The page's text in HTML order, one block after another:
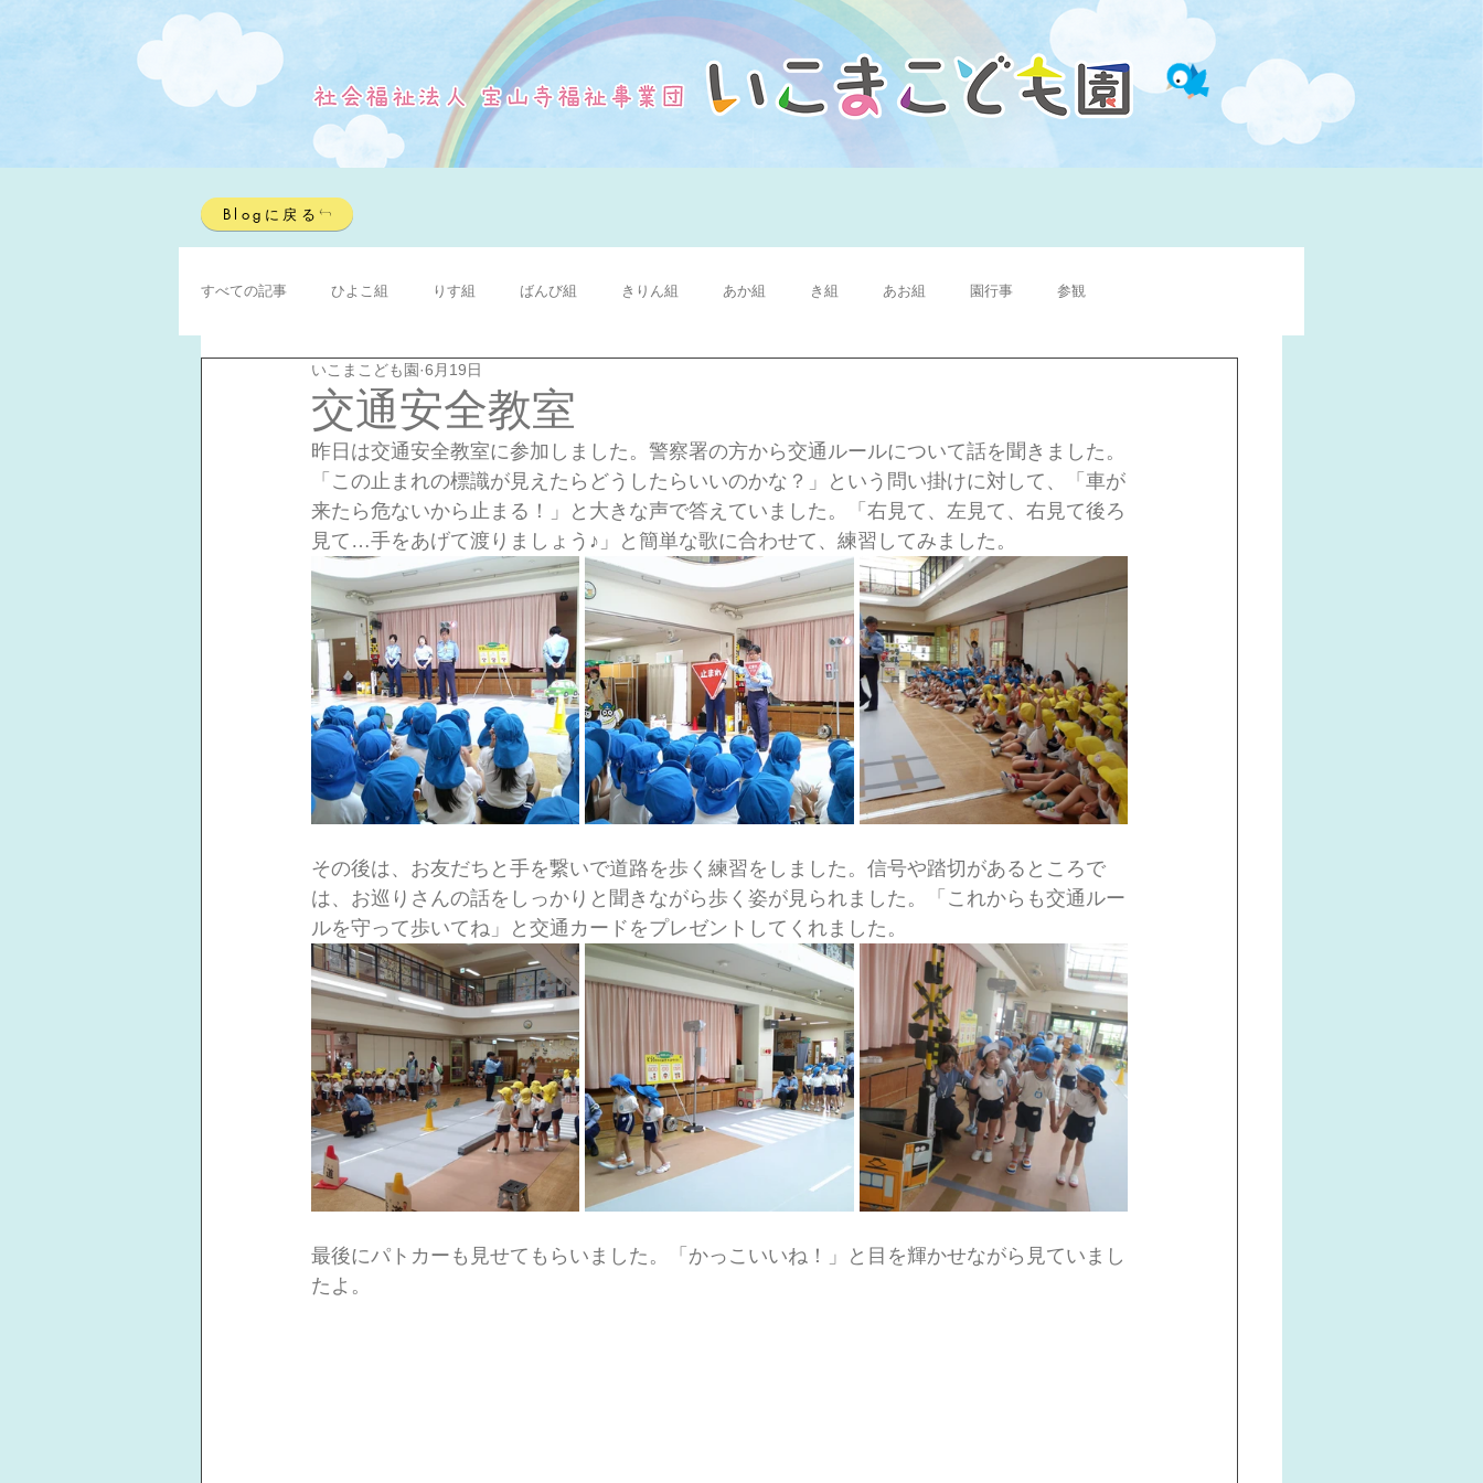
Blogに戻る
すべての記事 ひよこ組 りす組 ばんび組 きりん組 あか組 き組 あお組 園行事 参観
交通安全教室
いこまこども園 6月19日
昨日は交通安全教室に参加しました。警察署の方から交通ルールについて話を聞きました。
「この止まれの標識が見えたらどうしたらいいのかな？」という問い掛けに対して、「車が
来たら危ないから止まる！」と大きな声で答えていました。「右見て、左見て、右見て後ろ
見て…手をあげて渡りましょう♪」と簡単な歌に合わせて、練習してみました。
その後は、お友だちと手を繋いで道路を歩く練習をしました。信号や踏切があるところで
は、お巡りさんの話をしっかりと聞きながら歩く姿が見られました。「これからも交通ルー
ルを守って歩いてね」と交通カードをプレゼントしてくれました。
最後にパトカーも見せてもらいました。「かっこいいね！」と目を輝かせながら見ていまし
たよ。